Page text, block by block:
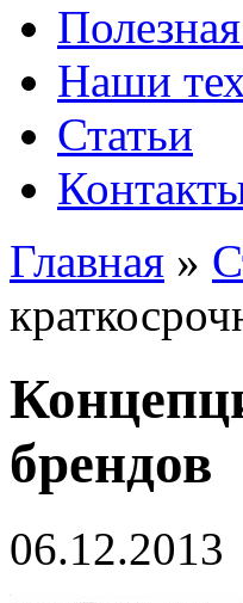
Наши
Статьи
Главная »
брендов
06.12.2013